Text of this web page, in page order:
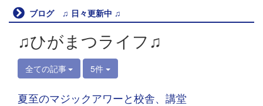
u
ブログ ♫ 日々更新中 ♫
♫ひがまつライフ♫
全ての記事 5件
夏至のマジックアワーと校舎、講堂